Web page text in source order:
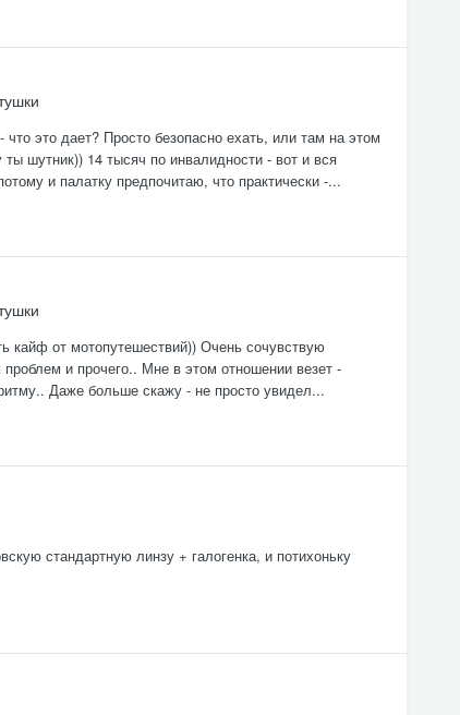
это дает? Просто безопасно ехать, или там на этом
шутник)) 14 тысяч по инвалидности - вот и вся
и палатку предпочитаю, что практически -...
кайф от мотопутешествий)) Очень сочувствую
и прочего.. Мне в этом отношении везет -
Даже больше скажу - не просто увидел...
стандартную линзу + галогенка, и потихоньку